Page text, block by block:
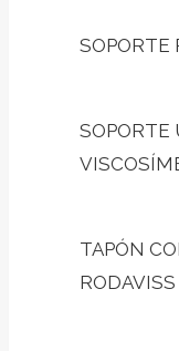
SOPORTE
SOPORTE
TAPÓN